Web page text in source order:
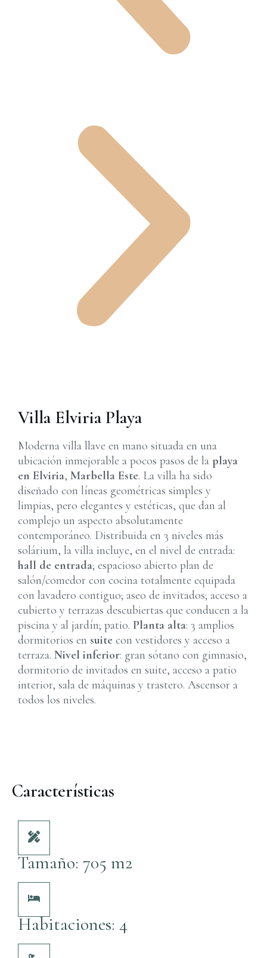
Villa Elviria Playa
Moderna villa llave en mano situada en una
ubicación inmejorable a pocos pasos de la playa
en Elviria, Marbella Este. La villa ha sido
diseñado con líneas geométricas simples y
limpias, pero elegantes y estéticas, que dan al
complejo un aspecto absolutamente
contemporáneo. Distribuida en 3 niveles más
solárium, la villa incluye, en el nivel de entrada:
hall de entrada; espacioso abierto plan de
salón/comedor con cocina totalmente equipada
con lavadero contiguo; aseo de invitados; acceso a
cubierto y terrazas descubiertas que conducen a la
piscina y al jardín; patio. Planta alta: 3 amplios
dormitorios en suite con vestidores y acceso a
terraza. Nivel inferior: gran sótano con gimnasio,
dormitorio de invitados en suite, acceso a patio
interior, sala de máquinas y trastero. Ascensor a
todos los niveles.
Características
Tamaño: 705 m2
Habitaciones: 4